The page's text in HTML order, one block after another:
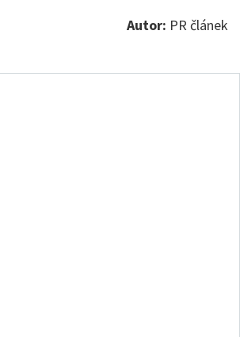
Autor: PR článek